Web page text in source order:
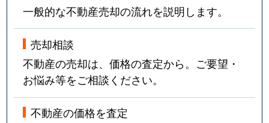
一般的な不動産売却の流れを説明します。
売却相談
不動産の売却は、価格の査定から。ご要望・
お悩み等をご相談ください。
不動産の価格を査定